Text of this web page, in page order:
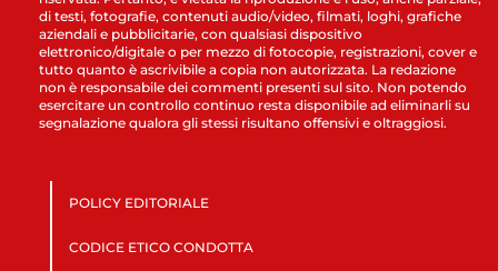
di testi, fotografie, contenuti audio/video, filmati, loghi, grafiche
aziendali e pubblicitarie, con qualsiasi dispositivo
elettronico/digitale o per mezzo di fotocopie, registrazioni, cover e
tutto quanto è ascrivibile a copia non autorizzata. La redazione
non è responsabile dei commenti presenti sul sito. Non potendo
esercitare un controllo continuo resta disponibile ad eliminarli su
segnalazione qualora gli stessi risultano offensivi e oltraggiosi.
POLICY EDITORIALE
CODICE ETICO CONDOTTA